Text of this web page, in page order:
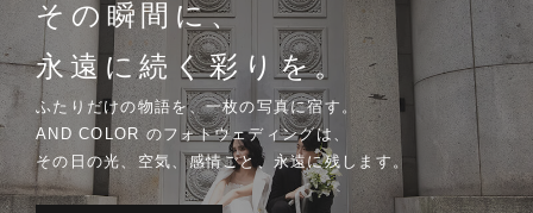
その瞬間に、
永遠に続く彩りを。
ふたりだけの物語を、一枚の写真に宿す。
AND COLOR のフォトウェディングは、
その日の光、空気、感情ごと、永遠に残します。